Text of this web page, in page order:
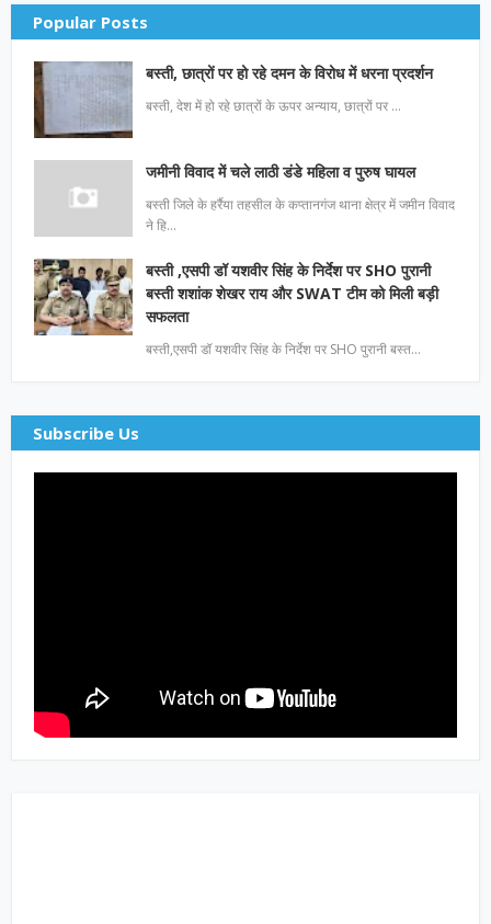
Popular Posts
बस्ती, छात्रों पर हो रहे दमन के विरोध में धरना प्रदर्शन
बस्ती, देश में हो रहे छात्रों के ऊपर अन्याय, छात्रों पर …
जमीनी विवाद में चले लाठी डंडे महिला व पुरुष घायल
बस्ती जिले के हर्रैया तहसील के कप्तानगंज थाना क्षेत्र में जमीन विवाद
ने हि…
बस्ती ,एसपी डॉ यशवीर सिंह के निर्देश पर SHO पुरानी
बस्ती शशांक शेखर राय और SWAT टीम को मिली बड़ी
सफलता
बस्ती,एसपी डॉ यशवीर सिंह के निर्देश पर SHO पुरानी बस्त…
Subscribe Us